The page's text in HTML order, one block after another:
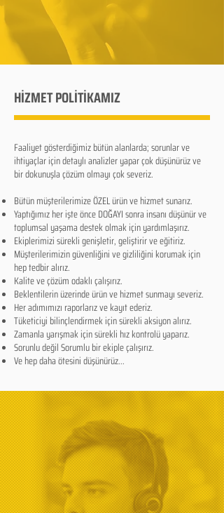
HİZMET POLİTİKAMIZ
Faaliyet gösterdiğimiz bütün alanlarda; sorunlar ve
ihtiyaçlar için detaylı analizler yapar çok düşünürüz ve
bir dokunuşla çözüm olmayı çok severiz.
Bütün müşterilerimize ÖZEL ürün ve hizmet sunarız.
Yaptığımız her işte önce DOĞAYI sonra insanı düşünür ve
toplumsal yaşama destek olmak için yardımlaşırız.
Ekiplerimizi sürekli genişletir, geliştirir ve eğitiriz.
Müşterilerimizin güvenliğini ve gizliliğini korumak için
hep tedbir alırız.
Kalite ve çözüm odaklı çalışırız.​
Beklentilerin üzerinde ürün ve hizmet sunmayı severiz.
Her adımımızı raporlarız ve kayıt ederiz.
Tüketiciyi bilinçlendirmek için sürekli aksiyon alırız.
Zamanla yarışmak için sürekli hız kontrolü yaparız.
Sorunlu değil Sorumlu bir ekiple çalışırız.
Ve hep daha ötesini düşünürüz...